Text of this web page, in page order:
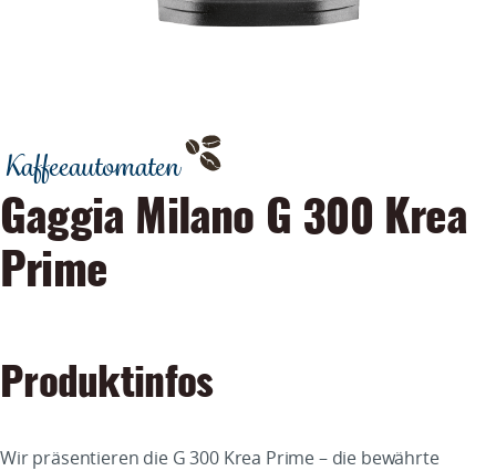
Kaffeeautomaten
Gaggia Milano G 300 Krea
Prime
Produktinfos
Wir präsentieren die G 300 Krea Prime – die bewährte